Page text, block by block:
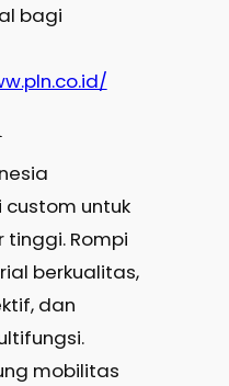
bagi
untuk
tinggi. Rompi
berkualitas,
dan
mobilitas